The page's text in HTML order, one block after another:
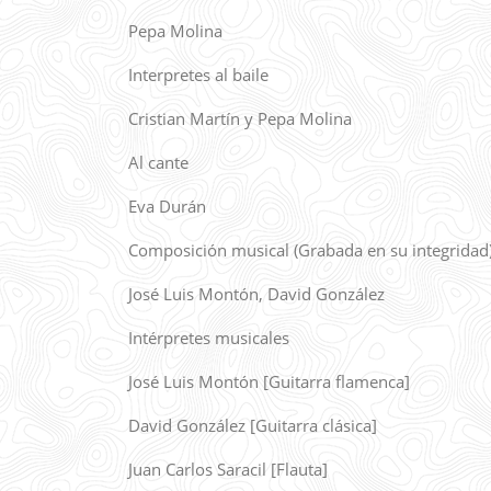
Pepa Molina
Interpretes al baile
Cristian Martín y Pepa Molina
Al cante
Eva Durán
Composición musical (Grabada en su
José Luis Montón, David González
Intérpretes musicales
José Luis Montón [Guitarra flamenca]
David González [Guitarra clásica]
Juan Carlos Saracil [Flauta]